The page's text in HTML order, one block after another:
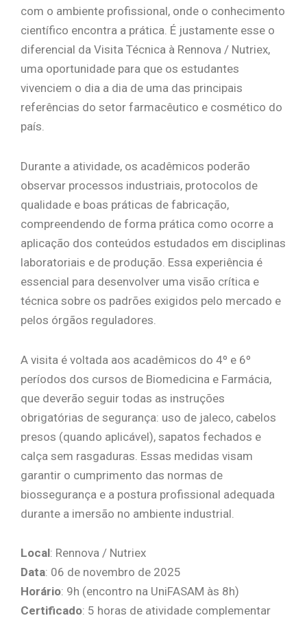
com o ambiente profissional, onde o conhecimento
científico encontra a prática. É justamente esse o
diferencial da Visita Técnica à Rennova / Nutriex,
uma oportunidade para que os estudantes
vivenciem o dia a dia de uma das principais
referências do setor farmacêutico e cosmético do
país.
Durante a atividade, os acadêmicos poderão
observar processos industriais, protocolos de
qualidade e boas práticas de fabricação,
compreendendo de forma prática como ocorre a
aplicação dos conteúdos estudados em disciplinas
laboratoriais e de produção. Essa experiência é
essencial para desenvolver uma visão crítica e
técnica sobre os padrões exigidos pelo mercado e
pelos órgãos reguladores.
A visita é voltada aos acadêmicos do 4º e 6º
períodos dos cursos de Biomedicina e Farmácia,
que deverão seguir todas as instruções
obrigatórias de segurança: uso de jaleco, cabelos
presos (quando aplicável), sapatos fechados e
calça sem rasgaduras. Essas medidas visam
garantir o cumprimento das normas de
biossegurança e a postura profissional adequada
durante a imersão no ambiente industrial.
Local: Rennova / Nutriex
Data: 06 de novembro de 2025
Horário: 9h (encontro na UniFASAM às 8h)
Certificado: 5 horas de atividade complementar